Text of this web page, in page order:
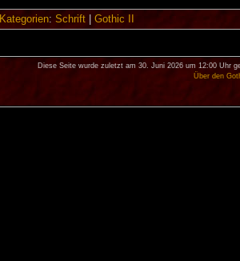
Kategorien: Schrift| Gothic II
Diese Seite wurde zuletzt am 30. Juni 2026 um 12:00 Uhr
Über den